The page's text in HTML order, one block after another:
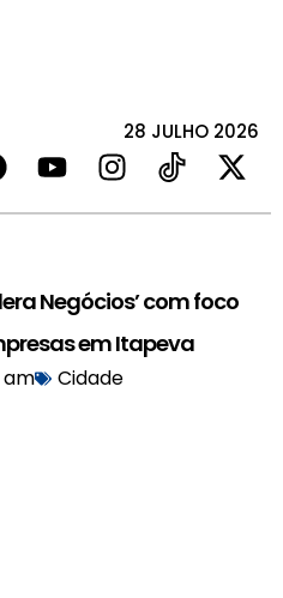
28 JULHO 2026
Negócios’ com foco
em Itapeva
am Cidade